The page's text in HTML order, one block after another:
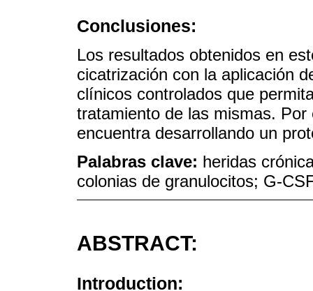
Conclusiones:
Los resultados obtenidos en
cicatrización con la aplicación
clínicos controlados que
tratamiento de las mismas.
encuentra desarrollando un
Palabras clave: heridas
colonias de granulocitos; G-
ABSTRACT:
Introduction: